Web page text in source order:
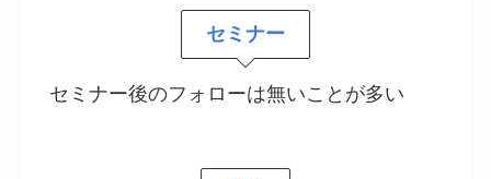
セミナー
セミナー後のフォローは無いことが多い